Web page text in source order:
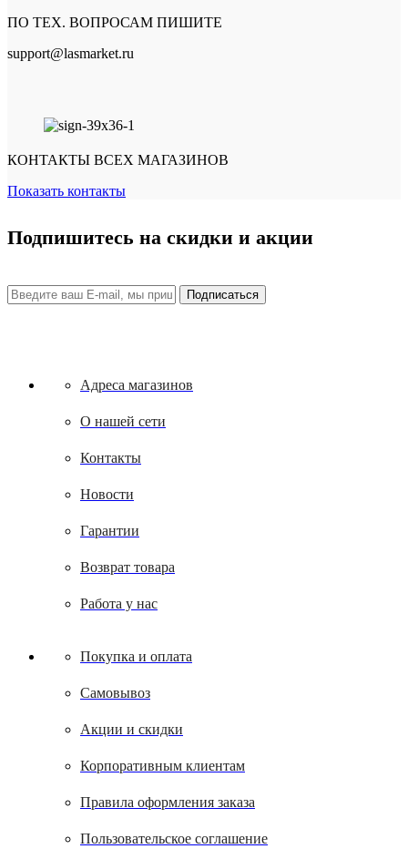
ПО ТЕХ. ВОПРОСАМ ПИШИТЕ
support@lasmarket.ru
КОНТАКТЫ ВСЕХ МАГАЗИНОВ
Показать контакты
Подпишитесь на скидки и акции
Адреса магазинов
О нашей сети
Контакты
Новости
Гарантии
Возврат товара
Работа у нас
Покупка и оплата
Самовывоз
Акции и скидки
Корпоративным клиентам
Правила оформления заказа
Пользовательское соглашение